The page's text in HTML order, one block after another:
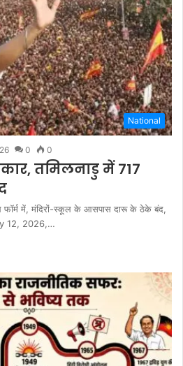
National
0 0
तमिलनाडु में 717
फॉर्म में, मंदिरों-स्कूल के आसपास दारू के ठेके बंद,
12, 2026,…